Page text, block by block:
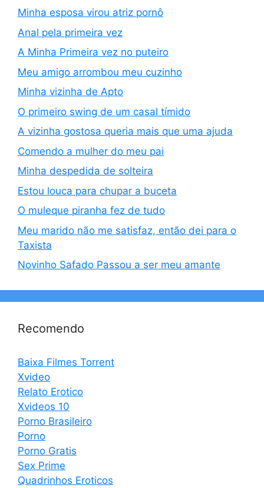
Minha esposa virou atriz pornô
Anal pela primeira vez
A Minha Primeira vez no puteiro
Meu amigo arrombou meu cuzinho
Minha vizinha de Apto
O primeiro swing de um casal tímido
A vizinha gostosa queria mais que uma ajuda
Comendo a mulher do meu pai
Minha despedida de solteira
Estou louca para chupar a buceta
O muleque piranha fez de tudo
Meu marido não me satisfaz, então dei para o
Taxista
Novinho Safado Passou a ser meu amante
Recomendo
Baixa Filmes Torrent
Xvideo
Relato Erotico
Xvideos 10
Porno Brasileiro
Porno
Porno Gratis
Sex Prime
Quadrinhos Eroticos